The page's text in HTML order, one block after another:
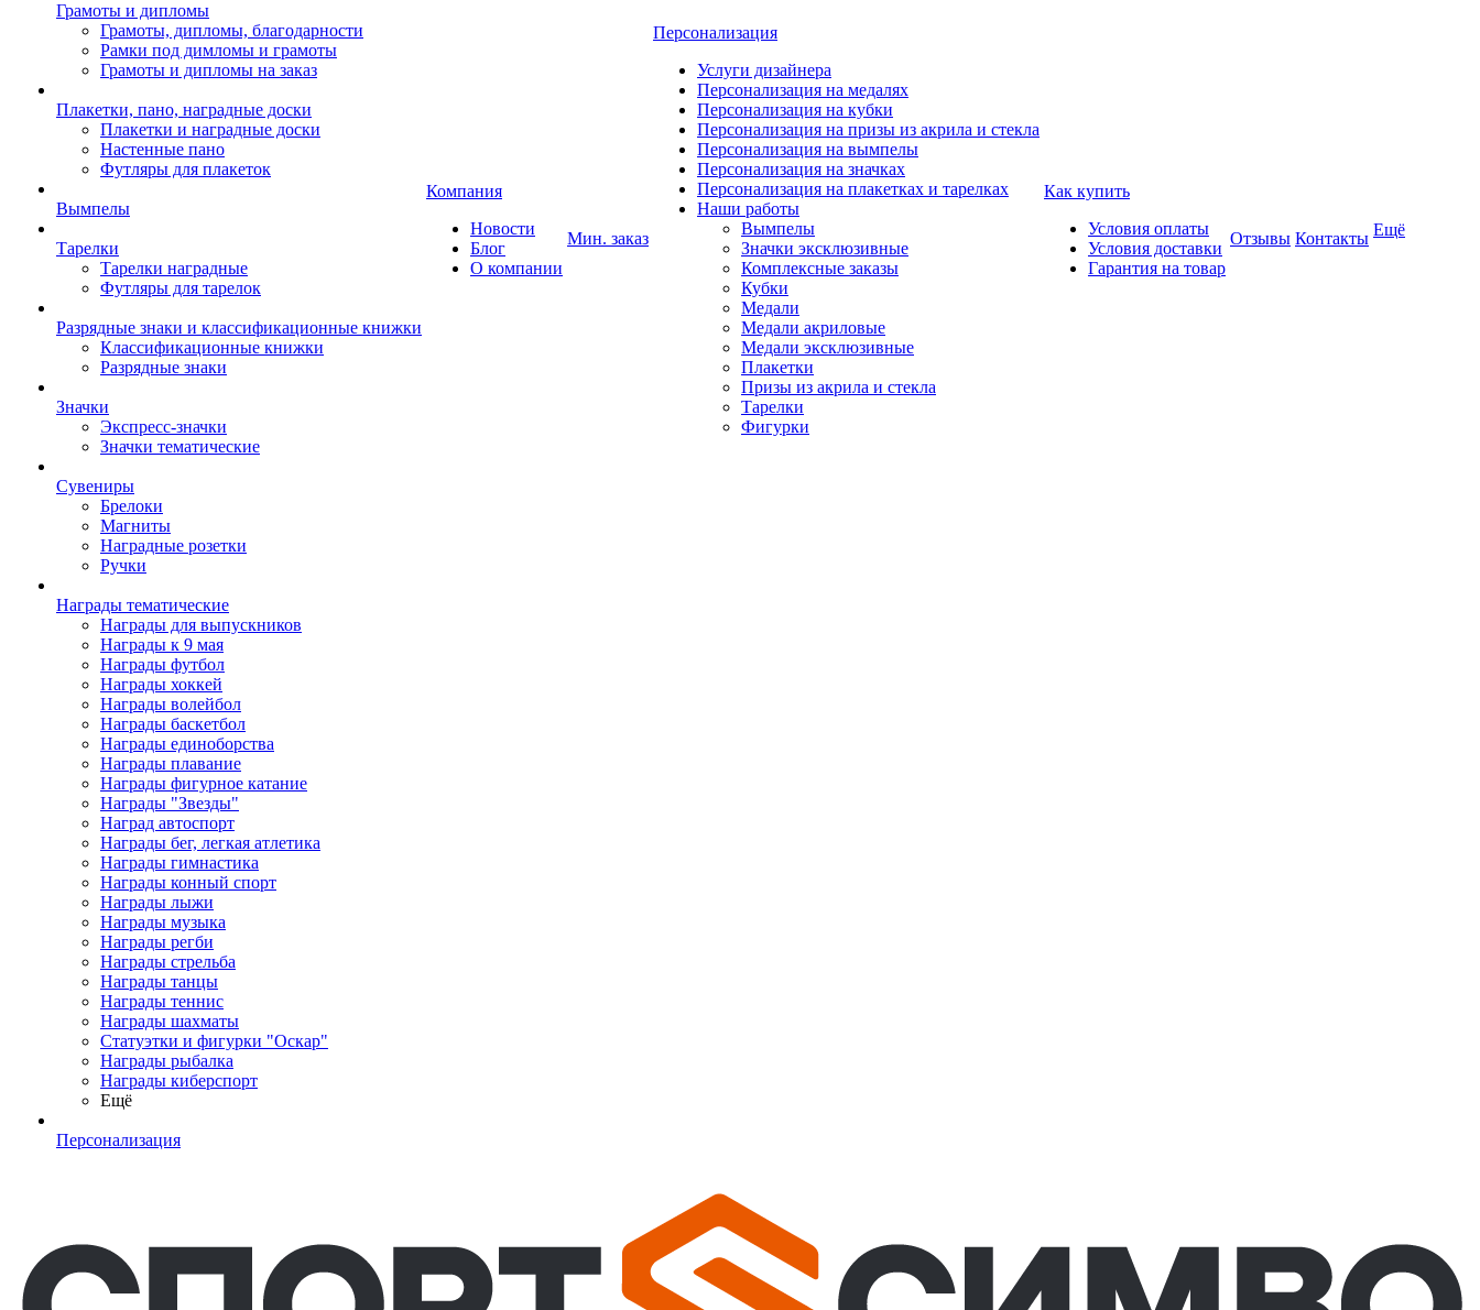
Грамоты и дипломы
Грамоты, дипломы, благодарности
Рамки под димломы и грамоты
Грамоты и дипломы на заказ
Плакетки, пано, наградные доски
Плакетки и наградные доски
Настенные пано
Футляры для плакеток
Вымпелы
Тарелки
Тарелки наградные
Футляры для тарелок
Разрядные знаки и классификационные книжки
Классификационные книжки
Разрядные знаки
Значки
Экспресс-значки
Значки тематические
Сувениры
Брелоки
Магниты
Наградные розетки
Ручки
Награды тематические
Награды для выпускников
Награды к 9 мая
Награды футбол
Награды хоккей
Награды волейбол
Награды баскетбол
Награды единоборства
Награды плавание
Награды фигурное катание
Награды "Звезды"
Наград автоспорт
Награды бег, легкая атлетика
Награды гимнастика
Награды конный спорт
Награды лыжи
Награды музыка
Награды регби
Награды стрельба
Награды танцы
Награды теннис
Награды шахматы
Статуэтки и фигурки "Оскар"
Награды рыбалка
Награды киберспорт
Ещё
Персонализация
Компания
Новости
Блог
О компании
Мин. заказ
Персонализация
Услуги дизайнера
Персонализация на медалях
Персонализация на кубки
Персонализация на призы из акрила и стекла
Персонализация на вымпелы
Персонализация на значках
Персонализация на плакетках и тарелках
Наши работы
Вымпелы
Значки эксклюзивные
Комплексные заказы
Кубки
Медали
Медали акриловые
Медали эксклюзивные
Плакетки
Призы из акрила и стекла
Тарелки
Фигурки
Как купить
Условия оплаты
Условия доставки
Гарантия на товар
Отзывы Контакты Ещё